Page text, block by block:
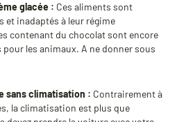
glacée : Ces aliments sont
et inadaptés à leur régime
contenant du chocolat sont encore
les animaux. A ne donner sous
sans climatisation : Contrairement à
la climatisation est plus que